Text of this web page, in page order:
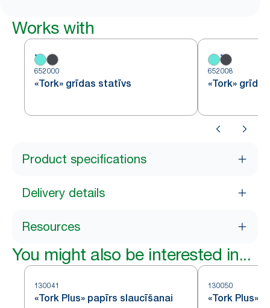
Works with
652000
«Tork» grīdas statīvs
652008
«Tork»
Product specifications
Delivery details
Resources
You might also be interested in...
130041
«Tork Plus» papīrs slaucīšanai
130050
«Tork Plus»